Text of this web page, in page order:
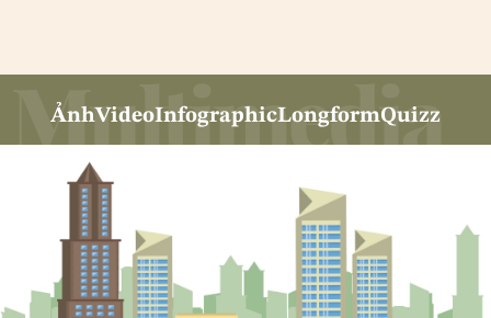
ẢnhVideoInfographicLongformQuizz